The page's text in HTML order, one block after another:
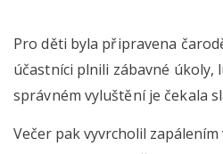
Pro děti byla připravena
účastníci plnili zábavné úkoly,
správném vyluštění je čekala
Večer pak vyvrcholil